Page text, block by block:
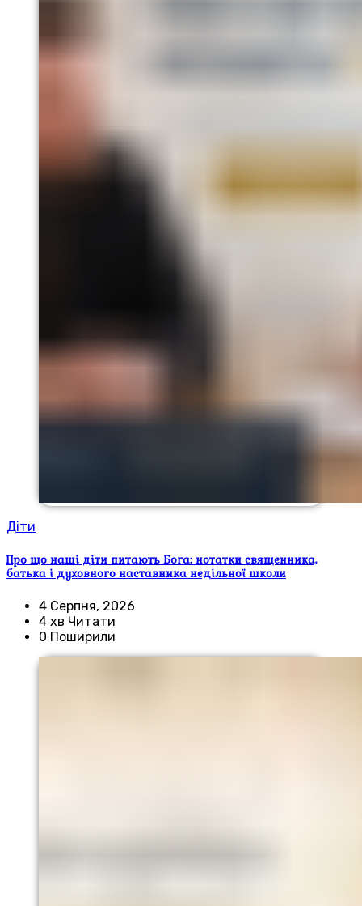
Діти
Про що наші діти питають Бога: нотатки священника,
батька і духовного наставника недільної школи
4 Серпня, 2026
4 хв Читати
0 Поширили